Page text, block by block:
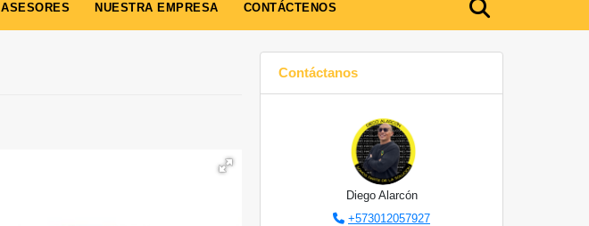
ASESORES NUESTRA EMPRESA CONTÁCTENOS
Contáctanos
Diego Alarcón
+573012057927